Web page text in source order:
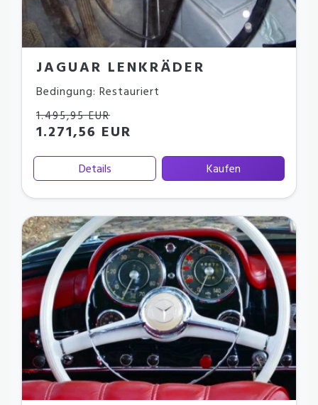
JAGUAR LENKRÄDER
Bedingung: Restauriert
1.495,95 EUR
1.271,56 EUR
Details Kaufen